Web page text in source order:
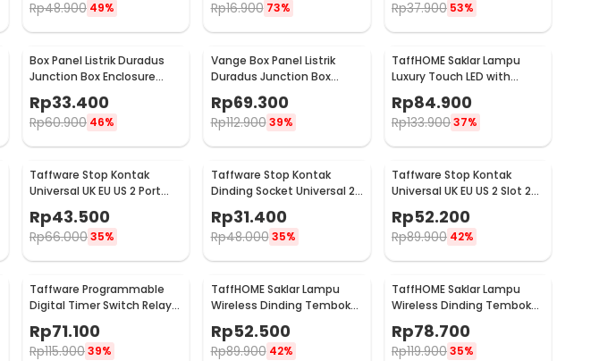
Rp48.900 49% Rp16.900 73% Rp37.900 53%
Box Panel Listrik Duradus
Junction Box Enclosure
Waterproof 158x90mm -
B1589
Rp33.400
Rp60.900 46%
Vange Box Panel Listrik
Duradus Junction Box
Waterproof 238x160x90mm
- VG-I01
Rp69.300
Rp112.900 39%
TaffHOME Saklar Lampu
Luxury Touch LED with
Remote 1 Gang - XJG-
DH001
Rp84.900
Rp133.90037%
Taffware Stop Kontak
Universal UK EU US 2 Port
USB On Off Switch - LC-20
Rp43.500
Rp66.00035%
Taffware Stop Kontak
Dinding Socket Universal 2
USB A Switch 250V - LC-19
Rp31.400
Rp48.000 35%
Taffware Stop Kontak
Universal UK EU US 2 Slot 2
Rp52.200
Rp89.900 42%
Taffware Programmable
Digital Timer Switch Relay
Rp71.100
Rp115.90039%
TaffHOME Saklar Lampu
Wireless Dinding Tembok
Gang 1 Receiver - WHK01
Rp52.500
Rp89.900 42%
TaffHOME Saklar Lampu
Wireless Dinding Tembok
Lamp Switch RF 433MHz 2
Gang 2 Receiver - WHK01
Rp78.700
Rp119.90035%